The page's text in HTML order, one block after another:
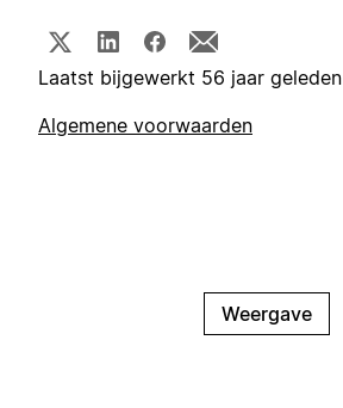
Laatst bijgewerkt 56 jaar geleden
Algemene voorwaarden
Weergave